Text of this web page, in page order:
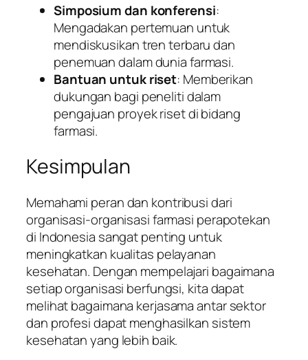
Simposium dan konferensi:
Mengadakan pertemuan untuk
mendiskusikan tren terbaru dan
penemuan dalam dunia farmasi.
Bantuan untuk riset: Memberikan
dukungan bagi peneliti dalam
pengajuan proyek riset di bidang
farmasi.
Kesimpulan
Memahami peran dan kontribusi dari
organisasi-organisasi farmasi perapotekan
di Indonesia sangat penting untuk
meningkatkan kualitas pelayanan
kesehatan. Dengan mempelajari bagaimana
setiap organisasi berfungsi, kita dapat
melihat bagaimana kerjasama antar sektor
dan profesi dapat menghasilkan sistem
kesehatan yang lebih baik.